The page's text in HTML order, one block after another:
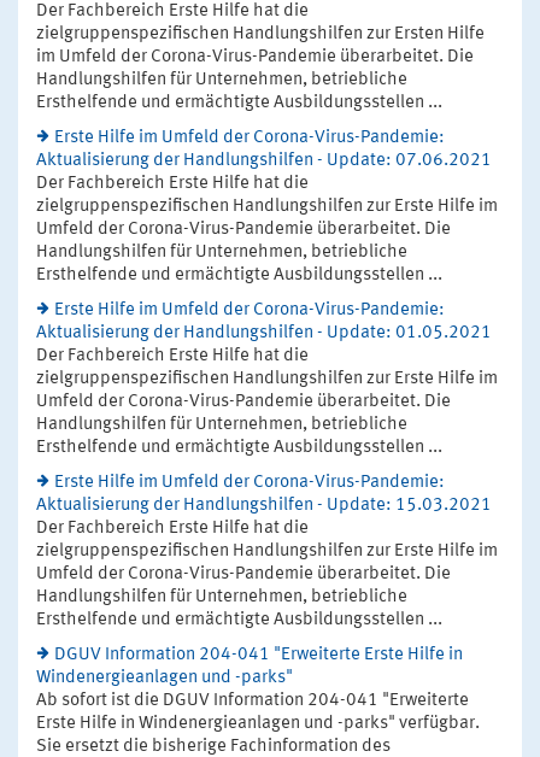
Der Fachbereich Erste Hilfe hat die
zielgruppenspezifischen Handlungshilfen zur Ersten Hilfe
im Umfeld der Corona-Virus-Pandemie überarbeitet. Die
Handlungshilfen für Unternehmen, betriebliche
Ersthelfende und ermächtigte Ausbildungsstellen ...
Erste Hilfe im Umfeld der Corona-Virus-Pandemie:
Aktualisierung der Handlungshilfen - Update: 07.06.2021
Der Fachbereich Erste Hilfe hat die
zielgruppenspezifischen Handlungshilfen zur Erste Hilfe im
Umfeld der Corona-Virus-Pandemie überarbeitet. Die
Handlungshilfen für Unternehmen, betriebliche
Ersthelfende und ermächtigte Ausbildungsstellen ...
Erste Hilfe im Umfeld der Corona-Virus-Pandemie:
Aktualisierung der Handlungshilfen - Update: 01.05.2021
Der Fachbereich Erste Hilfe hat die
zielgruppenspezifischen Handlungshilfen zur Erste Hilfe im
Umfeld der Corona-Virus-Pandemie überarbeitet. Die
Handlungshilfen für Unternehmen, betriebliche
Ersthelfende und ermächtigte Ausbildungsstellen ...
Erste Hilfe im Umfeld der Corona-Virus-Pandemie:
Aktualisierung der Handlungshilfen - Update: 15.03.2021
Der Fachbereich Erste Hilfe hat die
zielgruppenspezifischen Handlungshilfen zur Erste Hilfe im
Umfeld der Corona-Virus-Pandemie überarbeitet. Die
Handlungshilfen für Unternehmen, betriebliche
Ersthelfende und ermächtigte Ausbildungsstellen ...
DGUV Information 204-041 "Erweiterte Erste Hilfe in
Windenergieanlagen und -parks"
Ab sofort ist die DGUV Information 204-041 "Erweiterte
Erste Hilfe in Windenergieanlagen und -parks" verfügbar.
Sie ersetzt die bisherige Fachinformation des